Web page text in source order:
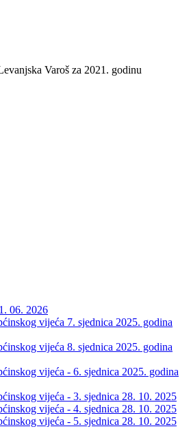
Varoš za 2021. godinu
06. 2026
vijeća 7. sjednica 2025. godina
vijeća 8. sjednica 2025. godina
vijeća - 6. sjednica 2025. godina
vijeća - 3. sjednica 28. 10. 2025
vijeća - 4. sjednica 28. 10. 2025
vijeća - 5. sjednica 28. 10. 2025